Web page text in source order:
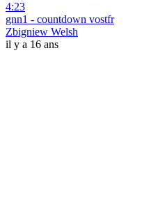
4:23
gnn1 - countdown vostfr
Zbigniew Welsh
il y a 16 ans